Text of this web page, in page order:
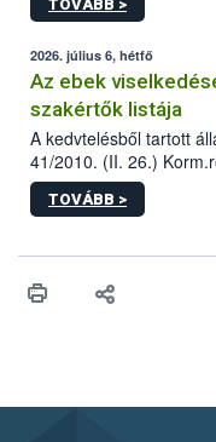
tervezett új épületébe.
TOVÁBB >
2026. július 6, hétfő
Az ebek
szakértők listája
A kedvtelésből tartott
41/2010. (II. 26.)
sérülés, illetve ennek
hatósági feladatokat,
vonni az ebek
TOVÁBB >